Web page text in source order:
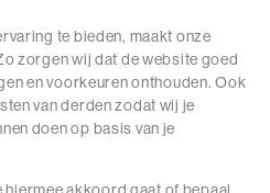
tot 18.00 uur.
te bieden, maakt onze
zorgen wij dat de website goed
en voorkeuren onthouden. Ook
van derden zodat wij je
doen op basis van je